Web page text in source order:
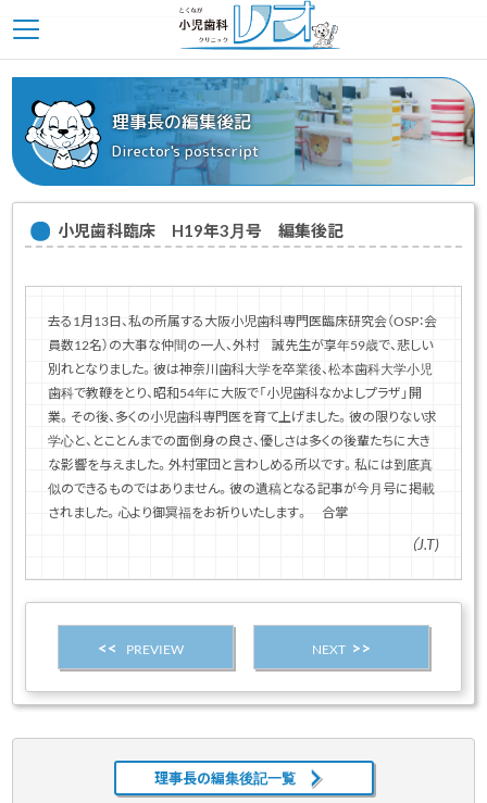
理事長の編集後記
Director's postscript
小児歯科臨床 H19年3月号 編集後記
去る1月13日、私の所属する大阪小児歯科専門医臨床研究会（OSP：会
員数12名）の大事な仲間の一人、外村 誠先生が享年59歳で、悲しい
別れとなりました。彼は神奈川歯科大学を卒業後、松本歯科大学小児
歯科で教鞭をとり、昭和54年に大阪で「小児歯科なかよしプラザ」開
業。その後、多くの小児歯科専門医を育て上げました。彼の限りない求
学心と、とことんまでの面倒身の良さ、優しさは多くの後輩たちに大き
な影響を与えました。外村軍団と言わしめる所以です。私には到底真
似のできるものではありません。彼の遺稿となる記事が今月号に掲載
されました。心より御冥福をお祈りいたします。 合掌
（J.T)
PREVIEW NEXT
理事長の編集後記一覧